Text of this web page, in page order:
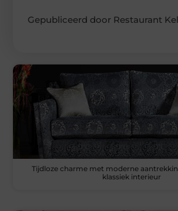
Gepubliceerd door Restaurant
Tijdloze charme met moderne
klassiek interieur